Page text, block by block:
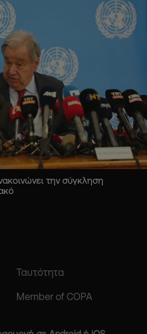
την σύγκληση
Ταυτότητα
Member of COPA